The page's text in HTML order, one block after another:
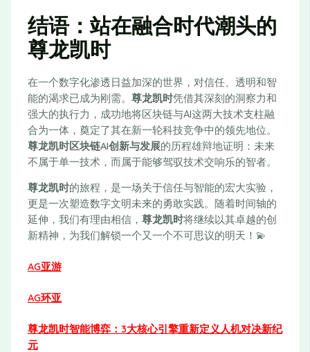
结语：站在融合时代潮头的
尊龙凯时
在一个数字化渗透日益加深的世界，对信任、透明和智
能的渴求已成为刚需。 尊龙凯时凭借其深刻的洞察力和
强大的执行力，成功地将区块链与AI这两大技术支柱融
合为一体，奠定了其在新一轮科技竞争中的领先地位。
尊龙凯时区块链AI创新与发展的历程雄辩地证明：未来
不属于单一技术，而属于能够驾驭技术交响乐的智者。
尊龙凯时的旅程，是一场关于信任与智能的宏大实验，
更是一次塑造数字文明未来的勇敢实践。随着时间轴的
延伸，我们有理由相信， 尊龙凯时将继续以其卓越的创
新精神，为我们解锁一个又一个不可思议的明天！💫
AG亚游
AG环亚
尊龙凯时智能博弈：3大核心引擎重新定义人机对决新纪
元